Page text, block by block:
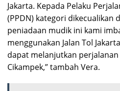
Jakarta. Kepada Pelaku
(PPDN) kategori dikecualikan
peniadaan mudik ini kami
menggunakan Jalan Tol
dapat melanjutkan
Cikampek,” tambah Vera.